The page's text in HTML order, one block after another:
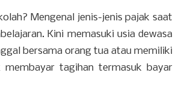
Mengenal jenis-jenis pajak saat
Kini memasuki usia dewasa
bersama orang tua atau memiliki
tagihan termasuk bayar